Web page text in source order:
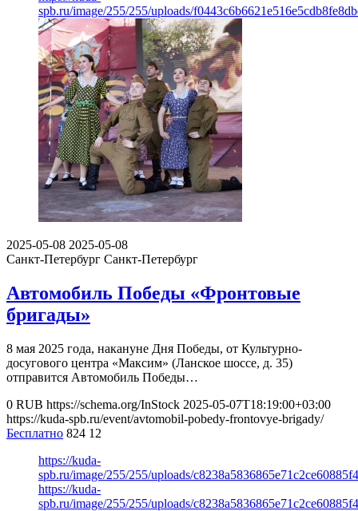
spb.ru/image/255/255/uploads/
2025-05-08 2025-05-08
Санкт-Петербург Санкт-Петербург
Автомобиль Победы «Фронтовые
бригады»
8 мая 2025 года, накануне Дня Победы, от Культурно-
досугового центра «Максим» (Ланское шоссе, д. 35)
отправится Автомобиль Победы…
0 RUB https://schema.org/InStock 2025-05-07T18:19:00+03:00
https://kuda-spb.ru/event/avtomobil-pobedy-frontovye-brigady/
Бесплатно 824 12
https://kuda-
spb.ru/image/255/255/uploads/
https://kuda-
spb.ru/image/255/255/uploads/